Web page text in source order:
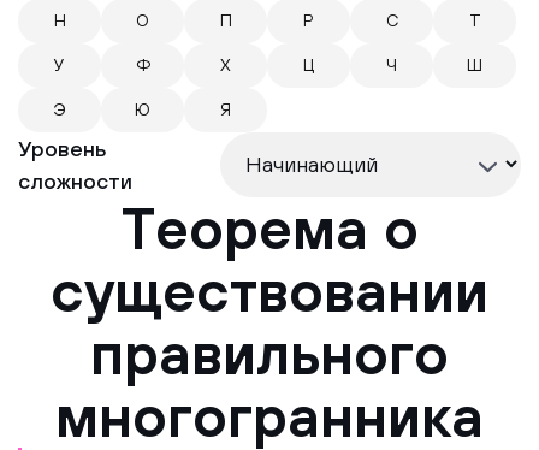
Н О П Р С Т
У Ф Х Ц Ч Ш
Э Ю Я
Уровень
сложности
Теорема о
существовании
правильного
многогранника